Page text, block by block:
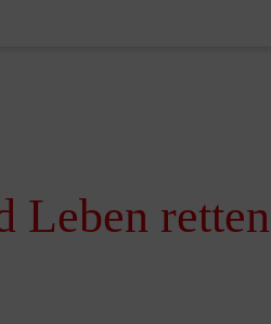
Leben retten